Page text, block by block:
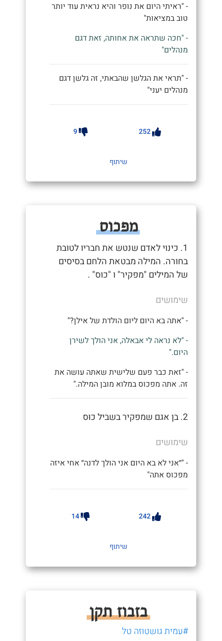
- "ראיתי היום את נופר והיא נראית עוד יותר
טוב במציאות"
- "חכה שתראה את אחותה, זאת דגם
מנהלים"
- "תראי את הגלשן שהבאתי, זה גלשן דגם
מנהלים יעני"
252
9
שיתוף
מפכוס
1. כינוי לאדם שנטש את חבריו לטובת
בחורה. המילה מבטאת הלחם בסיסים
של המילים "מפקיר" ו "כוס" .
שימושים
- "אתה בא היום ליום הולדת של אילן?"
- "לא נראה לי אבאלה, אני הולך לשירן
היום."
- "זאת כבר פעם שלישית שאתה עושה את
זה. אתה מפכוס במלוא מובן המילה."
2. בן אגם שמפקיר בשביל כוּס
שימושים
- "״אני לא בא היום אני הולך לדנה״ אחי איזה
מפכוס אתה"
242
14
שיתוף
בזבוז תקן
#עמית גושטוזה טל